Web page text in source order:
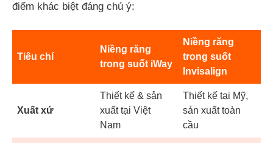
điểm khác biệt đáng chú ý:
Tiêu chí
Niềng răng
trong suốt iWay
Niềng răng
trong suốt
Invisalign
Xuất xứ
Thiết kế & sản
xuất tại Việt
Nam
Thiết kế tại Mỹ,
sản xuất toàn
cầu